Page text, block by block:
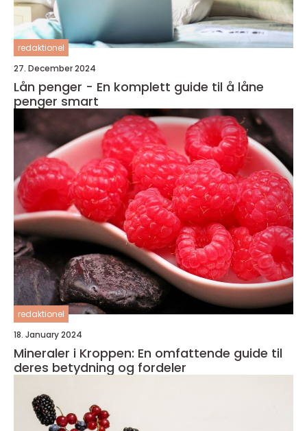
redaktionel
27. December 2024
Lån penger - En komplett guide til å låne
penger smart
redaktionel
18. January 2024
Mineraler i Kroppen: En omfattende guide til
deres betydning og fordeler